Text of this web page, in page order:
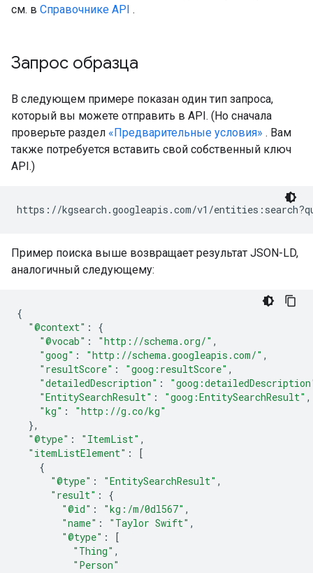
см. в Справочнике API .
Запрос образца
В следующем примере показан один тип запроса,
который вы можете отправить в API. (Но сначала
проверьте раздел «Предварительные условия» . Вам
также потребуется вставить свой собственный ключ
API.)
https://kgsearch.googleapis.com/v1/
Пример поиска выше возвращает результат JSON-LD,
аналогичный следующему:
{
"@context" :
{
"@vocab" : "http://schema.org/" ,
"goog" : "http://schema.googleapis.com/" ,
"resultScore" : "goog:resultScore" ,
"detailedDescription" :
"EntitySearchResult" : "goog:EntitySearchResult" ,
"kg" :
"http://g.co/kg"
},
"@type" : "ItemList" ,
"itemListElement" :
[
{
"@type" : "EntitySearchResult" ,
"result" :
{
"@id" : "kg:/m/0dl567" ,
"name" : "Taylor Swift" ,
"@type" :
[
"Thing" ,
"Person"